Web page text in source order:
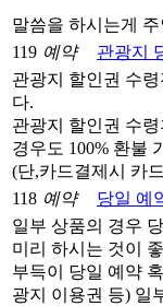
말씀을 하시는게
119 예약
관광지
관광지 할인권 수
다.
관광지 할인권 수
경우도 100% 환불
(단,카드결제시 카
118 예약
당일 예
일부 상품의 경우
미리 하시는 것이
부득이 당일 예약
광지 이용권 등) 일